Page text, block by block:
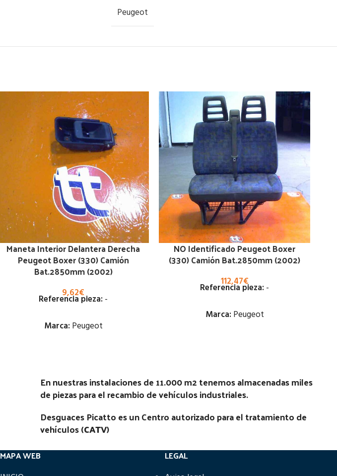
Peugeot
Maneta Interior Delantera Derecha
Peugeot Boxer (330) Camión
Bat.2850mm (2002)
9,62€
Referencia pieza: -
Marca: Peugeot
Ubicación:
Notas:
Código Pieza: 100884
NO Identificado Peugeot Boxer
(330) Camión Bat.2850mm (2002)
112,47€
Referencia pieza: -
Marca: Peugeot
Notas:DESPERFECTOS (SIN ANCLAJE
PARA CINTURON DERECHO
OBSERVAR FOTOS)
En nuestras instalaciones de 11.000 m2 tenemos almacenadas miles
de piezas para el recambio de vehículos industriales.
Desguaces Picatto es un Centro autorizado para el tratamiento de
vehículos (CATV)
MAPA WEB LEGAL